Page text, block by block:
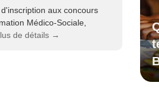
aux concours
Médico-Sociale,
de détails →